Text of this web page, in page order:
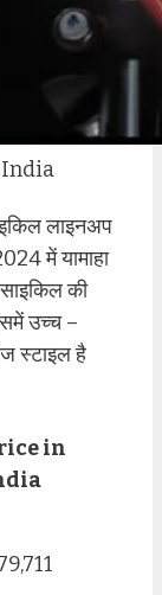
India
लाइनअप
में यामाहा
की
उच्च –
स्टाइल है
in